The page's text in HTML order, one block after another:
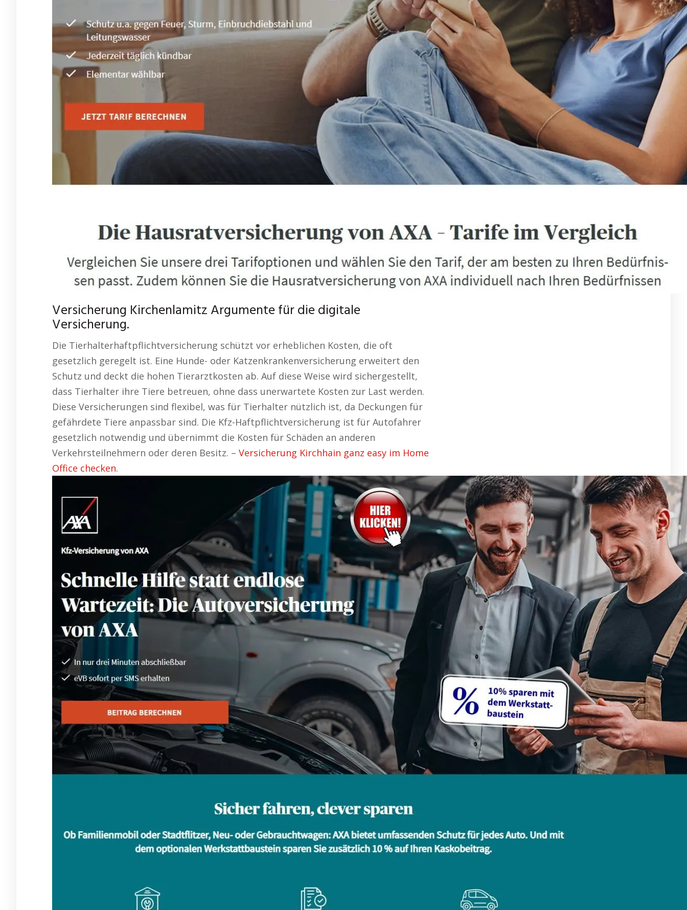
Versicherung Kirchenlamitz Argumente für die digitale
Versicherung.
Die Tierhalterhaftpflichtversicherung schützt vor erheblichen Kosten, die oft
gesetzlich geregelt ist. Eine Hunde- oder Katzenkrankenversicherung erweitert den
Schutz und deckt die hohen Tierarztkosten ab. Auf diese Weise wird sichergestellt,
dass Tierhalter ihre Tiere betreuen, ohne dass unerwartete Kosten zur Last werden.
Diese Versicherungen sind flexibel, was für Tierhalter nützlich ist, da Deckungen für
gefährdete Tiere anpassbar sind. Die Kfz-Haftpflichtversicherung ist für Autofahrer
gesetzlich notwendig und übernimmt die Kosten für Schäden an anderen
Verkehrsteilnehmern oder deren Besitz. – Versicherung Kirchhain ganz easy im Home
Office checken.